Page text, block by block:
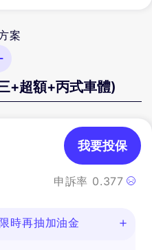
案
+超額+丙式車體)
申訴率 0.377
我要投保
時再抽加油金